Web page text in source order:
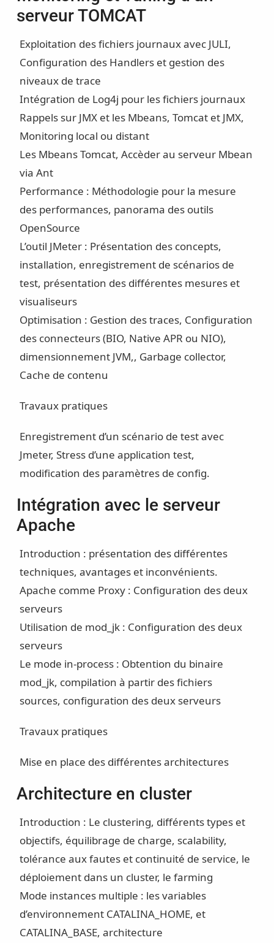
serveur TOMCAT
Exploitation des fichiers journaux avec JULI,
Configuration des Handlers et gestion des
niveaux de trace
Intégration de Log4j pour les fichiers journaux
Rappels sur JMX et les Mbeans, Tomcat et JMX,
Monitoring local ou distant
Les Mbeans Tomcat, Accèder au serveur Mbean
via Ant
Performance : Méthodologie pour la mesure
des performances, panorama des outils
OpenSource
L’outil JMeter : Présentation des concepts,
installation, enregistrement de scénarios de
test, présentation des différentes mesures et
visualiseurs
Optimisation : Gestion des traces, Configuration
des connecteurs (BIO, Native APR ou NIO),
dimensionnement JVM,, Garbage collector,
Cache de contenu
Travaux pratiques
Enregistrement d’un scénario de test avec
Jmeter, Stress d’une application test,
modification des paramètres de config.
Intégration avec le serveur
Apache
Introduction : présentation des différentes
techniques, avantages et inconvénients.
Apache comme Proxy : Configuration des deux
serveurs
Utilisation de mod_jk : Configuration des deux
serveurs
Le mode in-process : Obtention du binaire
mod_jk, compilation à partir des fichiers
sources, configuration des deux serveurs
Travaux pratiques
Mise en place des différentes architectures
Architecture en cluster
Introduction : Le clustering, différents types et
objectifs, équilibrage de charge, scalability,
tolérance aux fautes et continuité de service, le
déploiement dans un cluster, le farming
Mode instances multiple : les variables
d’environnement CATALINA_HOME, et
CATALINA_BASE, architecture